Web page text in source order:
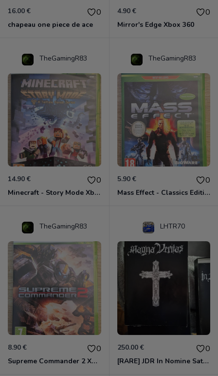
16.00 € 0
chapeau one piece de ace
4.90 € 0
Mirror's Edge Xbox 360
TheGamingR83
14.90 € 0
Minecraft - Story Mode Xbox 360
TheGamingR83
5.90 € 0
Mass Effect - Classics Edition Xbox 360
TheGamingR83
8.90 € 0
Supreme Commander 2 Xbox 360
LHTR70
250.00 € 0
[RARE] JDR In Nomine Satanis / Magna Veritas – 1ère Édition BOÎTE (DOS BLANC, 1989) - CROC / Siroz